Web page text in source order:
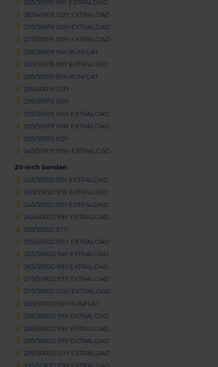
265/35R19 98Y EXTRALOAD
265/40R19 102Y EXTRALOAD
275/35R19 100Y EXTRALOAD
275/35R19 100Y EXTRALOAD
285/30R19 94Y RUNFLAT
285/30R19 98Y EXTRALOAD
285/35R19 99Y RUNFLAT
285/40R19 103Y
295/35R19 100Y
295/35R19 104Y EXTRALOAD
295/35R19 104Y EXTRALOAD
305/35R19 102Y
345/30R19 109Y EXTRALOAD
20-inch banden
245/35R20 95Y EXTRALOAD
245/35R20 95Y EXTRALOAD
245/35R20 95Y EXTRALOAD
245/40R20 99Y EXTRALOAD
255/35R20 97Y
255/40R20 101Y EXTRALOAD
265/30R20 94Y EXTRALOAD
265/35R20 99Y EXTRALOAD
275/30R20 97Y EXTRALOAD
275/35R20 102Y EXTRALOAD
285/30R20 95Y RUNFLAT
285/30R20 99Y EXTRALOAD
285/30R20 99Y EXTRALOAD
285/30R20 99Y EXTRALOAD
295/30R20 101Y EXTRALOAD